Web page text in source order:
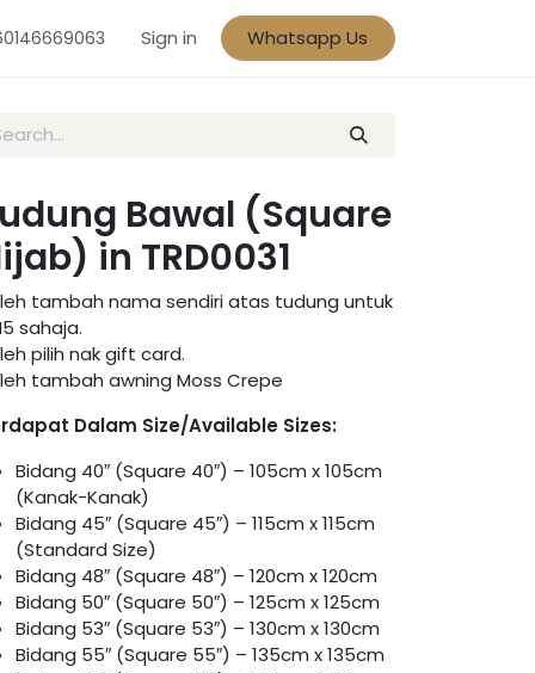
Sign in Whatsapp Us
Bawal (Square
in TRD0031
tambah nama sendiri atas tudung untuk
sahaja.
pilih nak gift card.
tambah awning Moss Crepe
Dalam Size/Available Sizes:
Bidang 40″ (Square 40″) – 105cm x 105cm
(Kanak-Kanak)
Bidang 45″ (Square 45″) – 115cm x 115cm
(Standard Size)
Bidang 48″ (Square 48″) – 120cm x 120cm
Bidang 50″ (Square 50″) – 125cm x 125cm
Bidang 53″ (Square 53″) – 130cm x 130cm
Bidang 55″ (Square 55″) – 135cm x 135cm